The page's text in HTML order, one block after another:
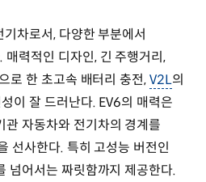
차로서, 다양한 부분에서
력적인 디자인, 긴 주행거리,
로 한 초고속 배터리 충전,V2L의
이 잘 드러난다. EV6의 매력은
자동차와 전기차의 경계를
선사한다. 특히 고성능 버전인
넘어서는 짜릿함까지 제공한다.